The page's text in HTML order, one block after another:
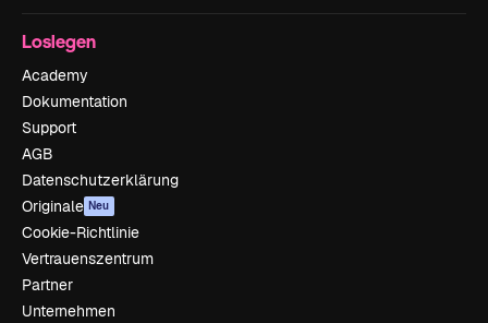
Loslegen
Academy
Dokumentation
Support
AGB
Datenschutzerklärung
Originale Neu
Cookie-Richtlinie
Vertrauenszentrum
Partner
Unternehmen